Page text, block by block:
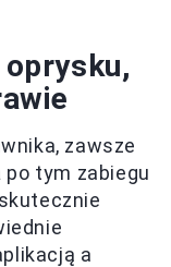
zawsze
po tym zabiegu
a